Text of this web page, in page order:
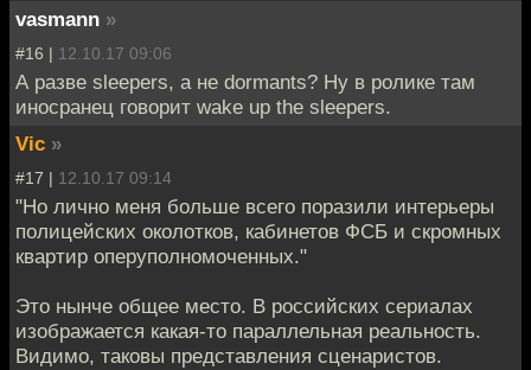
vasmann »
#16 | 12.10.17 09:06
А разве sleepers, а не dormants? Ну в ролике там
иносранец говорит wake up the sleepers.
Vic »
#17 | 12.10.17 09:14
"Но лично меня больше всего поразили интерьеры
полицейских околотков, кабинетов ФСБ и скромных
квартир оперуполномоченных."
Это нынче общее место. В российских сериалах
изображается какая-то параллельная реальность.
Видимо, таковы представления сценаристов.